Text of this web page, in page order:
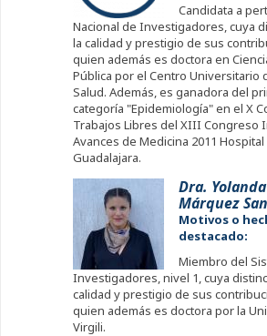
Candidata a
Nacional de Investigadores, cuya
la calidad y prestigio de sus
quien además es doctora en
Pública por el Centro Universitario
Salud. Además, es ganadora del
categoría "Epidemiología" en el X
Trabajos Libres del XIII Congreso
Avances de Medicina 2011 Hospital
Guadalajara.
Dra.
Márquez
Motivos o
destacado:
Miembro del
Investigadores, nivel 1, cuya
calidad y prestigio de sus
quien además es doctora por la
Virgili.